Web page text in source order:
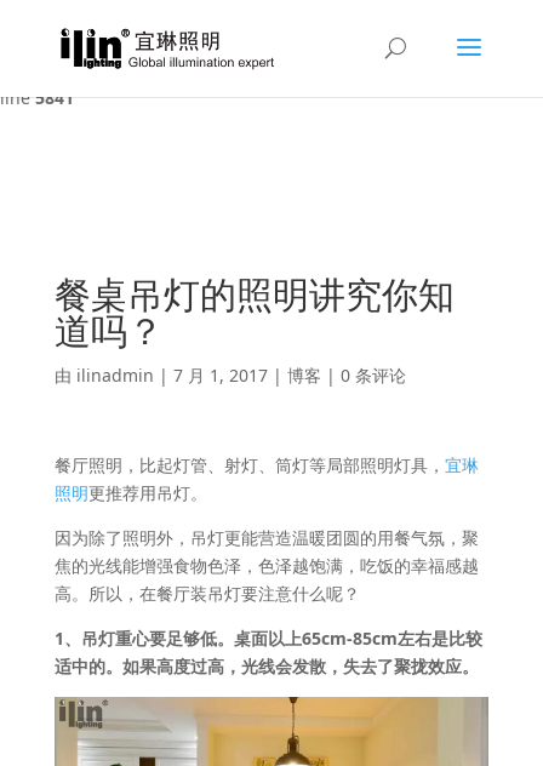
Warning : A non-numeric value encountered in
/var/www/html/ilin/wp-content/themes/Divi/functions.php
line5841
餐桌吊灯的照明讲究你知
道吗？
由 ilinadmin | 7 月 1, 2017| 博客 | 0 条评论
餐厅照明，比起灯管、射灯、筒灯等局部照明灯具， 宜琳
照明更推荐用吊灯。
因为除了照明外，吊灯更能营造温暖团圆的用餐气氛，聚
焦的光线能增强食物色泽，色泽越饱满，吃饭的幸福感越
高。所以，在餐厅装吊灯要注意什么呢？
1、吊灯重心要足够低。桌面以上65cm-85cm左右是比较
适中的。如果高度过高，光线会发散，失去了聚拢效应。